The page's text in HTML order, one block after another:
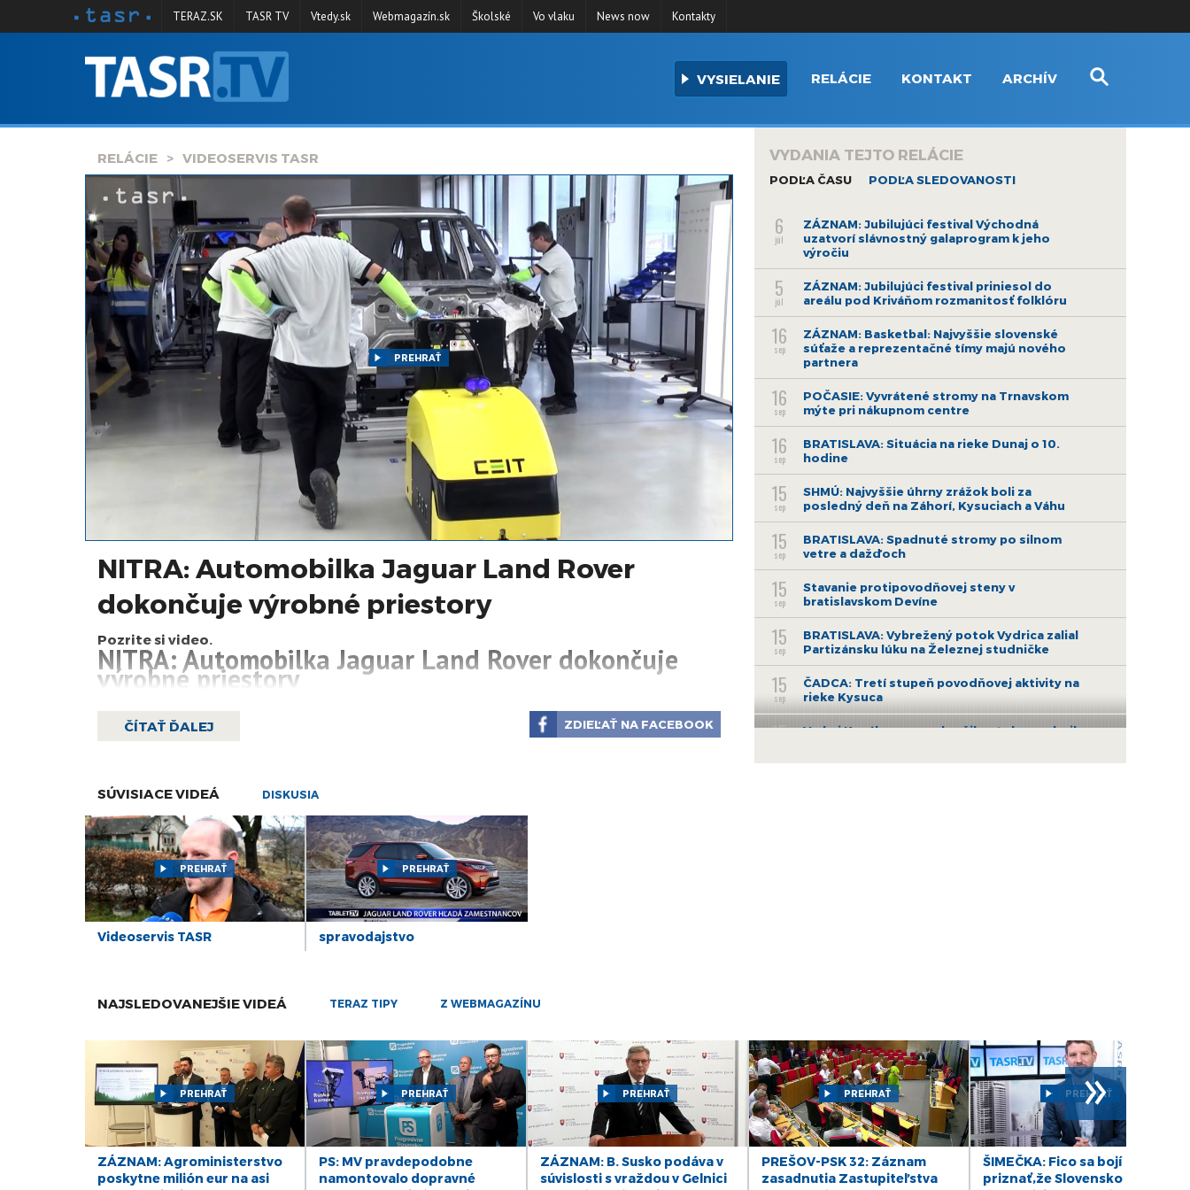
SPRAVODAJSTVO
ARCHÍV
TERAZ.SK TASR TV Vtedy.sk Webmagazín.sk Školské Vo vlaku News now Kontakty
VYSIELANIE RELÁCIE KONTAKT ARCHÍV
RELÁCIE VIDEOSERVIS TASR
PREHRAŤ
NITRA: Automobilka Jaguar Land Rover
dokončuje výrobné priestory
Pozrite si video.
NITRA: Automobilka Jaguar Land Rover dokončuje
výrobné priestory
ČÍTAŤ ĎALEJ ZDIEĽAŤ NA FACEBOOK
VYDANIA TEJTO RELÁCIE
PODĽA ČASU PODĽA SLEDOVANOSTI
6
júl
ZÁZNAM: Jubilujúci festival Východná
uzatvorí slávnostný galaprogram k jeho
výročiu
5
júl
ZÁZNAM: Jubilujúci festival priniesol do
areálu pod Kriváňom rozmanitosť folklóru
16
sep
ZÁZNAM: Basketbal: Najvyššie slovenské
súťaže a reprezentačné tímy majú nového
partnera
16
sep
POČASIE: Vyvrátené stromy na Trnavskom
mýte pri nákupnom centre
16
sep
BRATISLAVA: Situácia na rieke Dunaj o 10.
hodine
15
sep
SHMÚ: Najvyššie úhrny zrážok boli za
posledný deň na Záhorí, Kysuciach a Váhu
15
sep
BRATISLAVA: Spadnuté stromy po silnom
vetre a dažďoch
15
sep
Stavanie protipovodňovej steny v
bratislavskom Devíne
15
sep
BRATISLAVA: Vybrežený potok Vydrica zalial
Partizánsku lúku na Železnej studničke
15
sep
ČADCA: Tretí stupeň povodňovej aktivity na
rieke Kysuca
15
V obci Koválovec sa vybrežil potok a zaplavil
12
okt
parný stroj, má priťahovať turistov
12
okt
TRENČÍN: Deň bielej palice
29
sep
BECKOV: Po rekonštrukcii je pre verejnosť
otvorený aj Západný palác hradu
29
Královič: Susedné krajiny nechcú tvrdé
SÚVISIACE VIDEÁ DISKUSIA
PREHRAŤ
Videoservis TASR
PREHRAŤ
spravodajstvo
NAJSLEDOVANEJŠIE VIDEÁ TERAZ TIPY Z WEBMAGAZÍNU
PREHRAŤ
ZÁZNAM: Agroministerstvo
poskytne milión eur na asi
PREHRAŤ
PS: MV pravdepodobne
namontovalo dopravné
PREHRAŤ
ZÁZNAM: B. Susko podáva v
súvislosti s vraždou v Gelnici
PREHRAŤ
PREŠOV-PSK 32: Záznam
zasadnutia Zastupiteľstva
PREHRAŤ
ŠIMEČKA: Fico sa bojí
priznať,že Slovensko patrí
»